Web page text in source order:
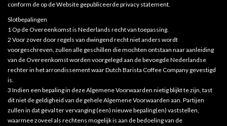
conform de op de Website gepubliceerde privacy statement.
Slotbepalingen
1 Op de Overeenkomst is Nederlands recht van toepassing.
2 Voor zover door regels van dwingend recht niet anders wordt
voorgeschreven, zullen alle geschillen die mochten ontstaan naar aanleiding
van de Overeenkomst worden voorgelegd aan de bevoegde Nederlandse
rechter in het arrondissement waar Dutch Barista Coffee Company gevestigd
is.
3 Indien een bepaling in deze Algemene Voorwaarden nietig blijkt te zijn, tast
dit niet de geldigheid van de gehele Algemene Voorwaarden aan. Partijen
zullen in dat geval ter vervanging (een) nieuwe bepaling(en) vaststellen,
waarmee zoveel als rechtens mogelijk is aan de bedoeling van de